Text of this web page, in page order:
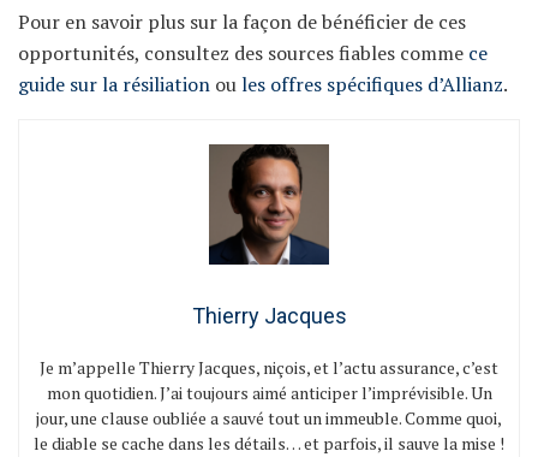
Pour en savoir plus sur la façon de bénéficier de ces
opportunités, consultez des sources fiables comme ce
guide sur la résiliation oules offres spécifiques d’Allianz.
Thierry Jacques
Je m’appelle Thierry Jacques, niçois, et l’actu assurance, c’est
mon quotidien. J’ai toujours aimé anticiper l’imprévisible. Un
jour, une clause oubliée a sauvé tout un immeuble. Comme quoi,
le diable se cache dans les détails… et parfois, il sauve la mise !